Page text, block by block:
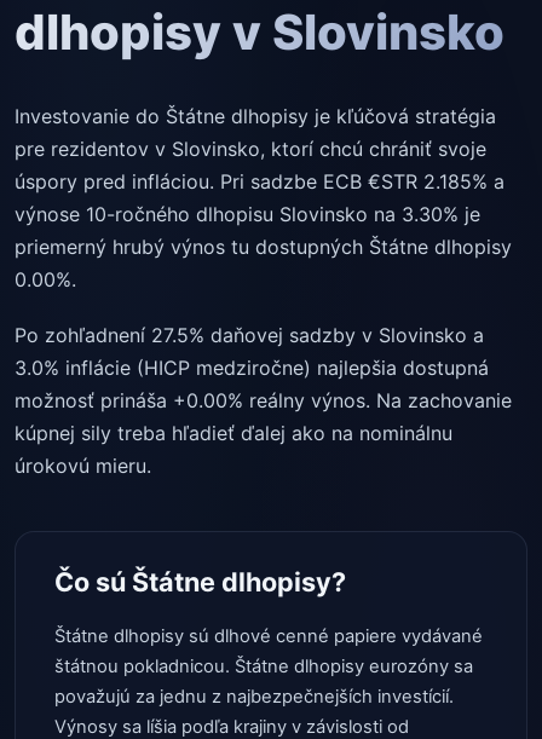
dlhopisy v Slovinsko
Investovanie do Štátne dlhopisy je kľúčová stratégia
pre rezidentov v Slovinsko, ktorí chcú chrániť svoje
úspory pred infláciou. Pri sadzbe ECB €STR 2.185% a
výnose 10-ročného dlhopisu Slovinsko na 3.30% je
priemerný hrubý výnos tu dostupných Štátne dlhopisy
0.00%.
Po zohľadnení 27.5% daňovej sadzby v Slovinsko a
3.0% inflácie (HICP medziročne) najlepšia dostupná
možnosť prináša +0.00% reálny výnos. Na zachovanie
kúpnej sily treba hľadieť ďalej ako na nominálnu
úrokovú mieru.
Čo sú Štátne dlhopisy?
Štátne dlhopisy sú dlhové cenné papiere vydávané
štátnou pokladnicou. Štátne dlhopisy eurozóny sa
považujú za jednu z najbezpečnejších investícií.
Výnosy sa líšia podľa krajiny v závislosti od